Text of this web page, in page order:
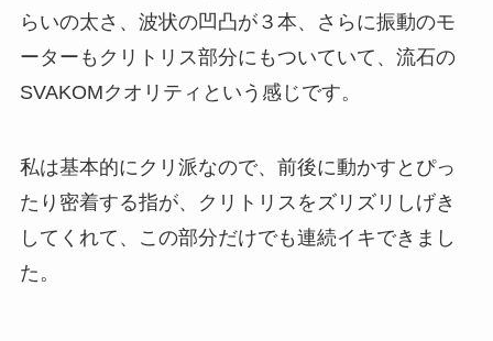
らいの太さ、波状の凹凸が３本、さらに振動のモ
ーターもクリトリス部分にもついていて、流石の
SVAKOMクオリティという感じです。
私は基本的にクリ派なので、前後に動かすとぴっ
たり密着する指が、クリトリスをズリズリしげき
してくれて、この部分だけでも連続イキできまし
た。